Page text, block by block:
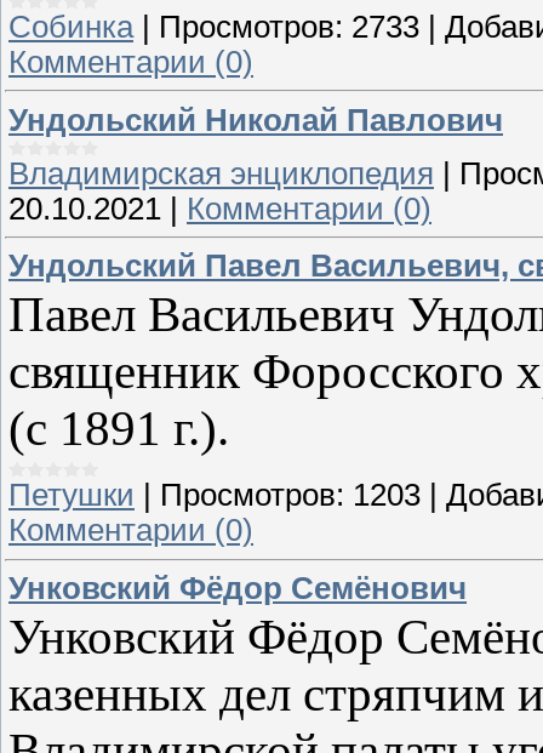
Собинка| Просмотров: 2733
Комментарии (0)
Ундольский Николай Павлович
Владимирская энциклопедия |
20.10.2021 | Комментарии (0)
Ундольский Павел Васильевич,
Павел Васильевич
священник Форосского
(с 1891 г.).
Петушки Просмотров: 1203
Комментарии (0)
Унковский Фёдор Семёнович
Унковский Фёдор
казенных дел стряпчим